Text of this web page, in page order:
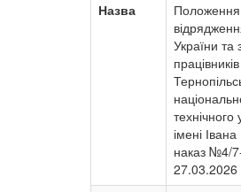
Назва
України та
працівників
технічного
імені
наказ №4/
27.03.2026